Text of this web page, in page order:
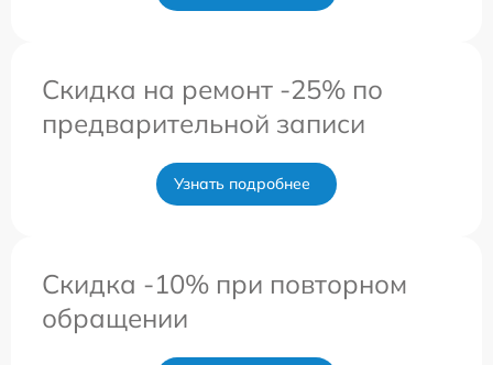
Скидка на ремонт -25% по
предварительной записи
Узнать подробнее
Скидка -10% при повторном
обращении